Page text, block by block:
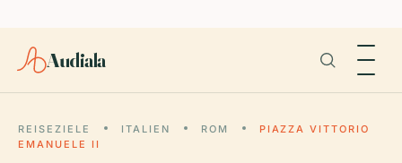
Audiala
REISEZIELE ITALIEN ROM
PIAZZA VITTORIO
EMANUELE II